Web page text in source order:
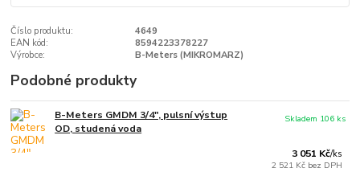
Číslo produktu:
4649
EAN kód:
8594223378227
Výrobce:
B-Meters (MIKROMARZ)
Podobné produkty
B-Meters GMDM 3/4", pulsní výstup
OD, studená voda
3 051 Kč/ks
2 521 Kč bez DPH
Skladem 106 ks